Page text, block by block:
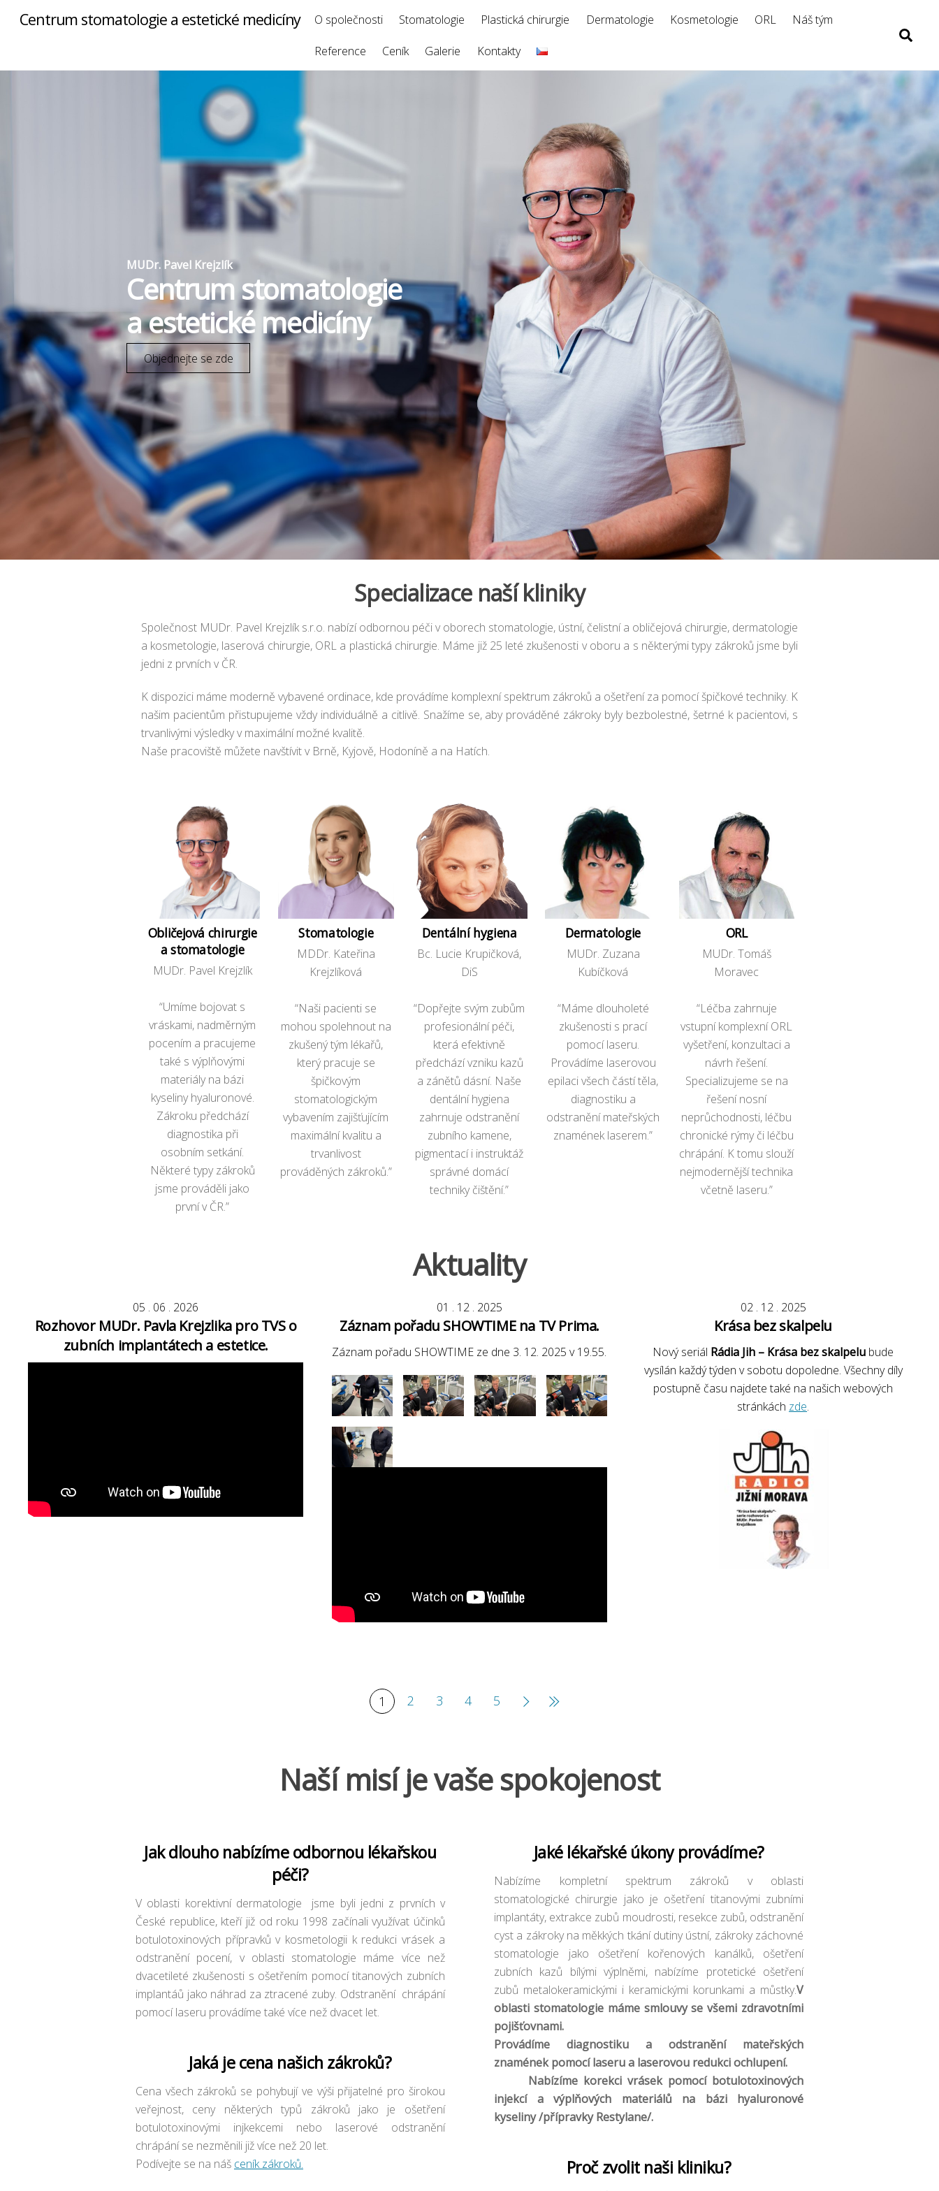
Centrum stomatologie a estetické medicíny O společnosti Stomatologie Plastická chirurgie Dermatologie Kosmetologie ORL Náš tým
Reference Ceník Galerie Kontakty
MUDr. Pavel Krejzlík
Centrum stomatologie
a estetické medicíny
Objednejte se zde
Specializace naší kliniky
Společnost MUDr. Pavel Krejzlík s.r.o. nabízí odbornou péči v oborech stomatologie, ústní, čelistní a obličejová chirurgie, dermatologie
a kosmetologie, laserová chirurgie, ORL a plastická chirurgie. Máme již 25 leté zkušenosti v oboru a s některými typy zákroků jsme byli
jedni z prvních v ČR.
K dispozici máme moderně vybavené ordinace, kde provádíme komplexní spektrum zákroků a ošetření za pomocí špičkové techniky. K
našim pacientům přistupujeme vždy individuálně a citlivě. Snažíme se, aby prováděné zákroky byly bezbolestné, šetrné k pacientovi, s
trvanlivými výsledky v maximální možné kvalitě.
Naše pracoviště můžete navštívit v Brně, Kyjově, Hodoníně a na Hatích.
Obličejová chirurgie
a stomatologie
MUDr. Pavel Krejzlík
“Umíme bojovat s
vráskami, nadměrným
pocením a pracujeme
také s výplňovými
materiály na bázi
kyseliny hyaluronové.
Zákroku předchází
diagnostika při
osobním setkání.
Některé typy zákroků
jsme prováděli jako
první v ČR.”
Stomatologie
MDDr. Kateřina
Krejzlíková
“Naši pacienti se
mohou spolehnout na
zkušený tým lékařů,
který pracuje se
špičkovým
stomatologickým
vybavením zajišťujícím
maximální kvalitu a
trvanlivost
prováděných zákroků.”
Dentální hygiena
Bc. Lucie Krupičková,
DiS
“Dopřejte svým zubům
profesionální péči,
která efektivně
předchází vzniku kazů
a zánětů dásní. Naše
dentální hygiena
zahrnuje odstranění
zubního kamene,
pigmentací i instruktáž
správné domácí
techniky čištění.”
Dermatologie
MUDr. Zuzana
Kubíčková
“Máme dlouholeté
zkušenosti s prací
pomocí laseru.
Provádíme laserovou
epilaci všech částí těla,
diagnostiku a
odstranění mateřských
znamének laserem.”
ORL
MUDr. Tomáš
Moravec
“Léčba zahrnuje
vstupní komplexní ORL
vyšetření, konzultaci a
návrh řešení.
Specializujeme se na
řešení nosní
neprůchodnosti, léčbu
chronické rýmy či léčbu
chrápání. K tomu slouží
nejmodernější technika
včetně laseru.”
Aktuality
05 . 06 . 2026
Rozhovor MUDr. Pavla Krejzlika pro TVS o
zubních implantátech a estetice.
01 . 12. 2025
Záznam pořadu SHOWTIME na TV Prima.
Záznam pořadu SHOWTIME ze dne 3. 12. 2025 v 19.55.
02. 12. 2025
Krása bez skalpelu
Nový seriál Rádia Jih – Krása bez skalpelu bude
vysílán každý týden v sobotu dopoledne. Všechny díly
postupně času najdete také na našich webových
stránkách zde.
1 2 3 4 5
Naší misí je vaše spokojenost
Jak dlouho nabízíme odbornou lékařskou
péči?
V oblasti korektivní dermatologie jsme byli jedni z prvních v
České republice, kteří již od roku 1998 začínali využívat účinků
botulotoxinových přípravků v kosmetologii k redukci vrásek a
odstranění pocení, v oblasti stomatologie máme více než
dvacetileté zkušenosti s ošetřením pomocí titanových zubních
implantáů jako náhrad za ztracené zuby. Odstranění chrápání
pomocí laseru provádíme také více než dvacet let.
Jaká je cena našich zákroků?
Cena všech zákroků se pohybují ve výši přijatelné pro širokou
veřejnost, ceny některých typů zákroků jako je ošetření
botulotoxinovými injkekcemi nebo laserové odstranění
chrápání se nezměnili již více než 20 let.
Podívejte se na náš ceník zákroků.
Jaké lékařské úkony provádíme?
Nabízíme kompletní spektrum zákroků v oblasti
stomatologické chirurgie jako je ošetření titanovými zubními
implantáty, extrakce zubů moudrosti, resekce zubů, odstranění
cyst a zákroky na měkkých tkání dutiny ústní, zákroky záchovné
stomatologie jako ošetření kořenových kanálků, ošetření
zubních kazů bílými výplněmi, nabízíme protetické ošetření
zubů metalokeramickými i keramickými korunkami a můstky.V
oblasti stomatologie máme smlouvy se všemi zdravotními
pojišťovnami.
Provádíme diagnostiku a odstranění mateřských
znamének pomocí laseru a laserovou redukci ochlupení.
Nabízíme korekci vrásek pomocí botulotoxinových
injekcí a výplňových materiálů na bázi hyaluronové
kyseliny /přípravky Restylane/.
Proč zvolit naši kliniku?